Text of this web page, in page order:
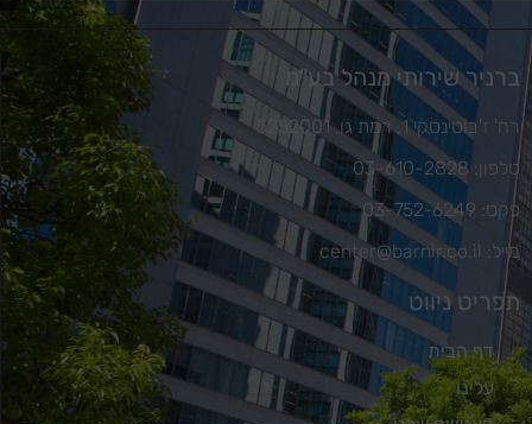
ברניר שירותי מנהל בע"מ
רח' ז'בוטינסקי 1, רמת גן, 5252001
טלפון: 03-610-2828
פקס: 03-752-6249
מייל: center@barnir.co.il
תפריט ניווט
דף הבית
עלינו